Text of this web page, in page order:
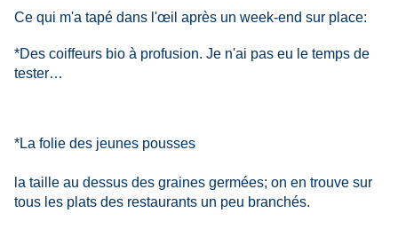
Ce qui m'a tapé dans l'œil après un week-end sur place:
*Des coiffeurs bio à profusion. Je n'ai pas eu le temps de
tester…
*La folie des jeunes pousses
la taille au dessus des graines germées; on en trouve sur
tous les plats des restaurants un peu branchés.